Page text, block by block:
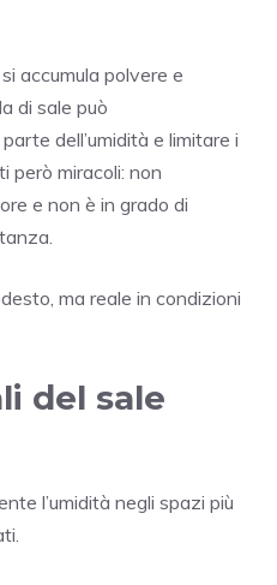
accumula polvere e
di sale può
dell’umidità e limitare i
però miracoli: non
e non è in grado di
ma reale in condizioni
del sale
l’umidità negli spazi più